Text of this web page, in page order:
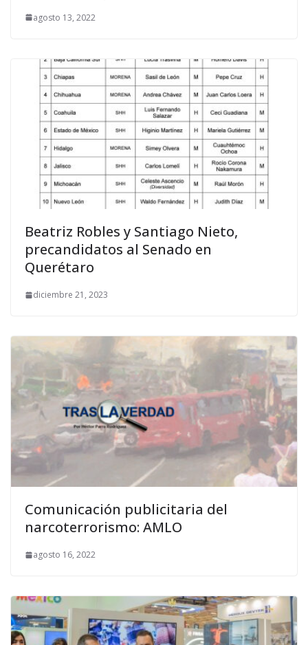
agosto 13, 2022
Beatriz Robles y Santiago Nieto,
precandidatos al Senado en
Querétaro
diciembre 21, 2023
Comunicación publicitaria del
narcoterrorismo: AMLO
agosto 16, 2022